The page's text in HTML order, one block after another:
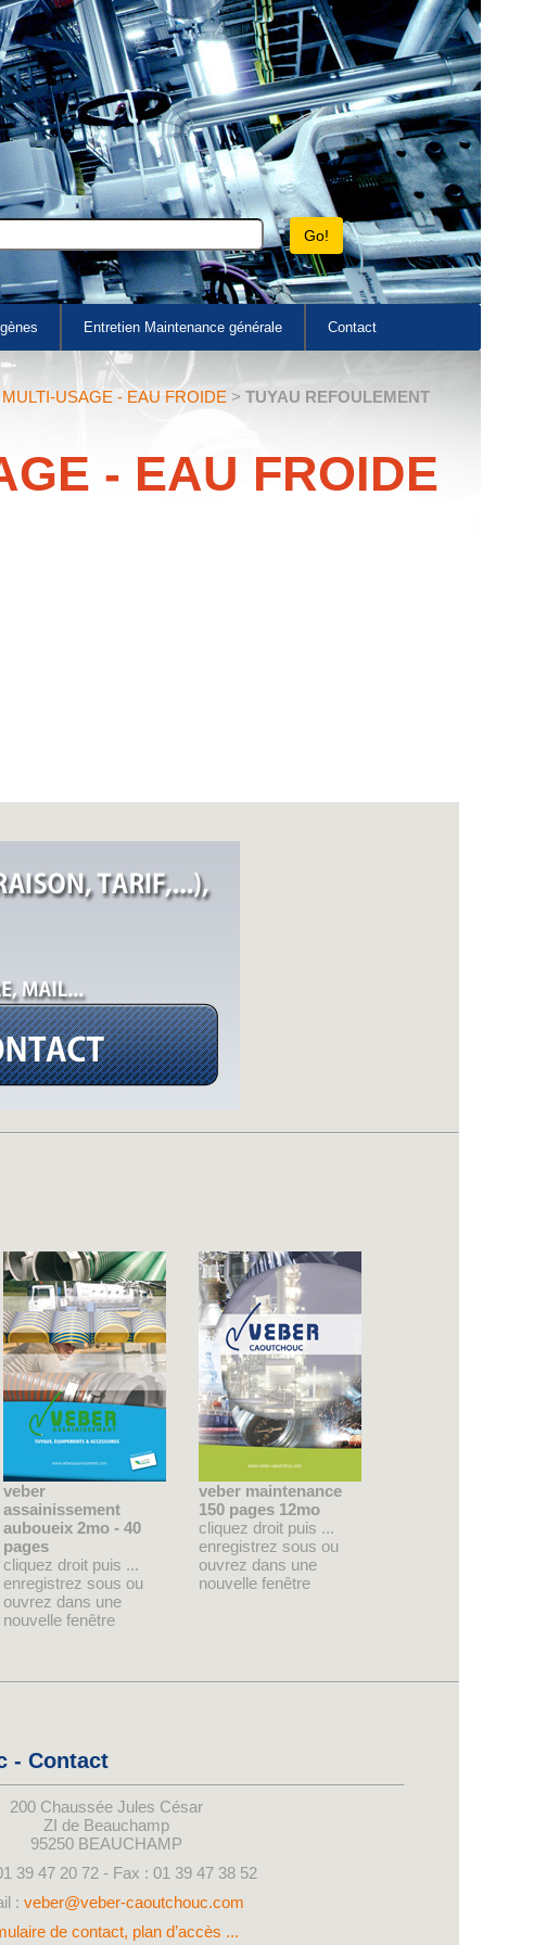
Entretien Maintenance générale Contact
USAGE - EAU FROIDE > TUYAU REFOULEMENT
- EAU FROIDE
veber
assainissement
auboueix 2mo - 40
pages
cliquez droit puis ...
enregistrez sous ou
ouvrez dans une
nouvelle fenêtre
veber maintenance
150 pages 12mo
cliquez droit puis ...
enregistrez sous ou
ouvrez dans une
nouvelle fenêtre
- Contact
200 Chaussée Jules César
ZI de Beauchamp
95250 BEAUCHAMP
39 47 20 72 - Fax : 01 39 47 38 52
: veber@veber-caoutchouc.com
de contact, plan d’accès ...